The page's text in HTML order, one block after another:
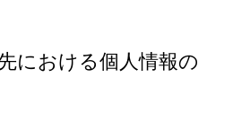
における個人情報の